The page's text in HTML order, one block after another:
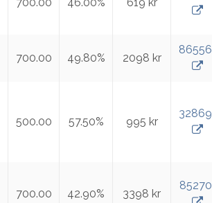
700.00 49.80% 2098 kr
86556
500.00 57.50% 995 kr
32869
700.00 42.90% 3398 kr
85270